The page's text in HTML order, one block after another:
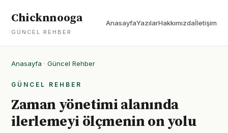
Chicknnooga
GÜNCEL REHBER
AnasayfaYazılarHakkımızdaİletişim
Anasayfa · Güncel Rehber
GÜNCEL REHBER
Zaman yönetimi alanında
ilerlemeyi ölçmenin on yolu